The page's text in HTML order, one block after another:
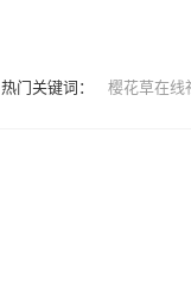
热门关键词： 樱花草在线